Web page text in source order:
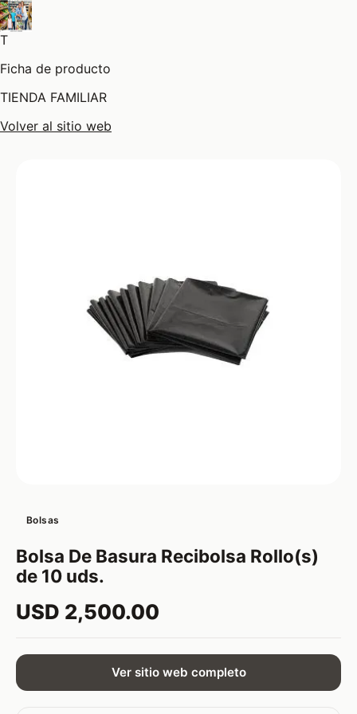
T
Ficha de producto
TIENDA FAMILIAR
Volver al sitio web
Bolsas
Bolsa De Basura Recibolsa Rollo(s)
de 10 uds.
USD 2,500.00
Ver sitio web completo